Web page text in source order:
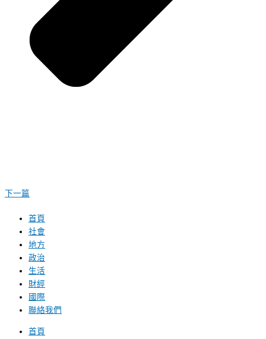
下一篇
首頁
社會
地方
政治
生活
財經
國際
聯絡我們
首頁